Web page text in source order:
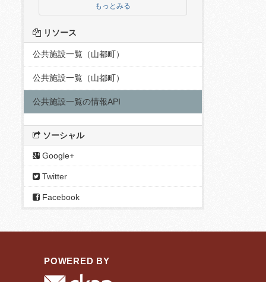
もっとみる
リソース
公共施設一覧（山都町）
公共施設一覧（山都町）
公共施設一覧の情報API
ソーシャル
Google+
Twitter
Facebook
POWERED BY